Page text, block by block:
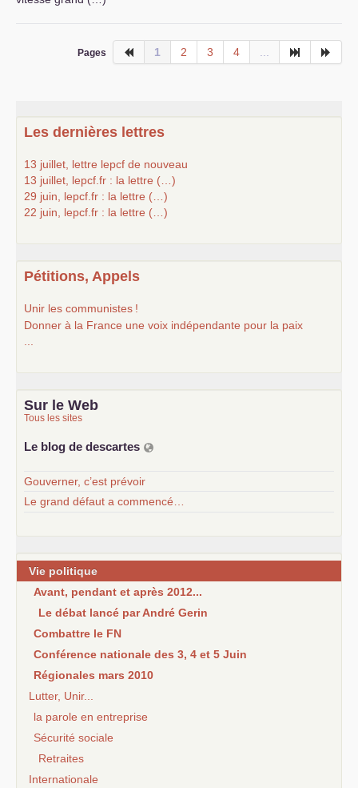
Pages 1 2 3 4
Les dernières lettres
13 juillet, lettre lepcf de nouveau
13 juillet, lepcf.fr : la lettre (…)
29 juin, lepcf.fr : la lettre (…)
22 juin, lepcf.fr : la lettre (…)
Pétitions, Appels
Unir les communistes !
Donner à la France une voix indépendante pour la paix
Sur le Web
Tous les sites
Le blog de descartes
Gouverner, c’est prévoir
Le grand défaut a commencé…
Vie politique
Avant, pendant et après 2012...
Le débat lancé par André Gerin
Combattre le FN
Conférence nationale des 3, 4 et 5 Juin
Régionales mars 2010
Lutter, Unir...
la parole en entreprise
Sécurité sociale
Retraites
Internationale